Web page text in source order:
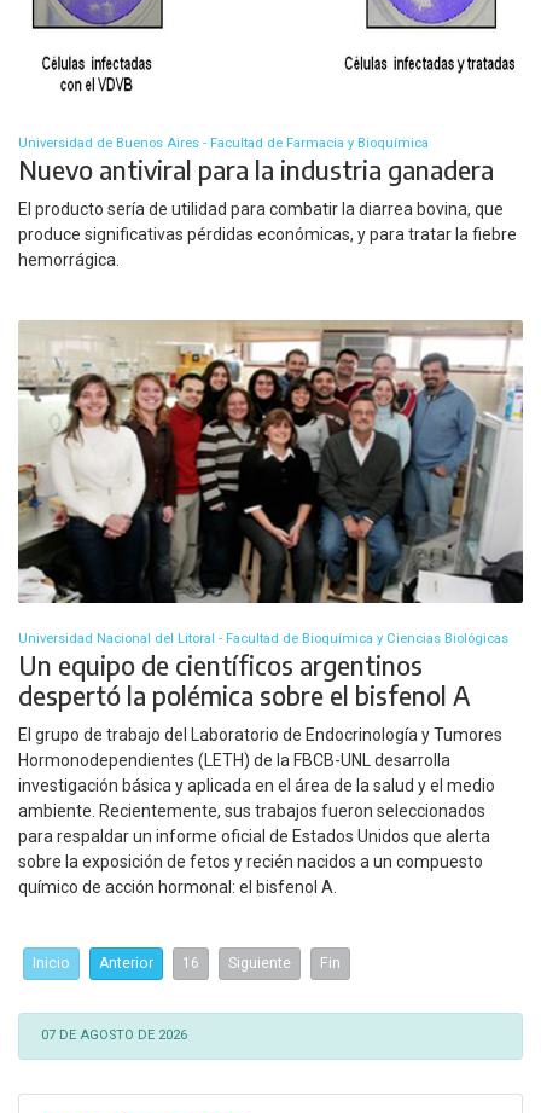
Universidad de Buenos Aires - Facultad de Farmacia y Bioquímica
Nuevo antiviral para la industria ganadera
El producto sería de utilidad para combatir la diarrea bovina, que
produce significativas pérdidas económicas, y para tratar la fiebre
hemorrágica.
Universidad Nacional del Litoral - Facultad de Bioquímica y Ciencias Biológicas
Un equipo de científicos argentinos
despertó la polémica sobre el bisfenol A
El grupo de trabajo del Laboratorio de Endocrinología y Tumores
Hormonodependientes (LETH) de la FBCB-UNL desarrolla
investigación básica y aplicada en el área de la salud y el medio
ambiente. Recientemente, sus trabajos fueron seleccionados
para respaldar un informe oficial de Estados Unidos que alerta
sobre la exposición de fetos y recién nacidos a un compuesto
químico de acción hormonal: el bisfenol A.
Inicio Anterior 16 Siguiente Fin
07 DE AGOSTO DE 2026